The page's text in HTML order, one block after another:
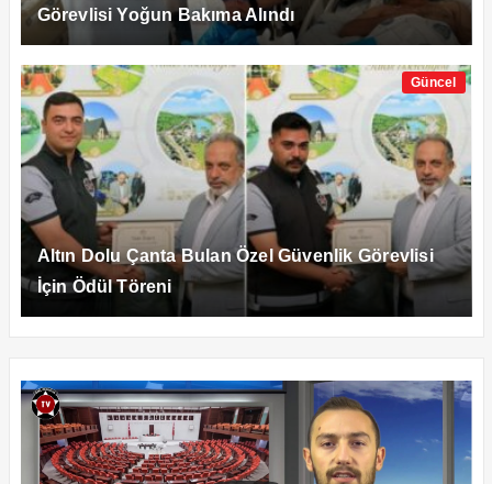
Görevlisi Yoğun Bakıma Alındı
Güncel
Altın Dolu Çanta Bulan Özel Güvenlik Görevlisi
İçin Ödül Töreni